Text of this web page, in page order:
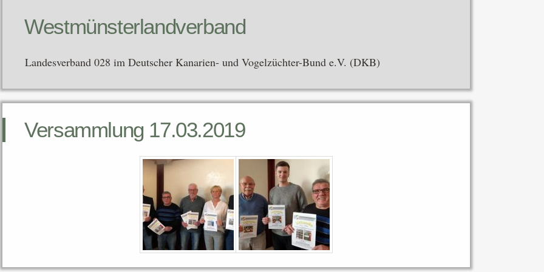
Westmünsterlandverband
Landesverband 028 im Deutscher Kanarien- und Vogelzüchter-Bund e.V. (DKB)
Versammlung 17.03.2019